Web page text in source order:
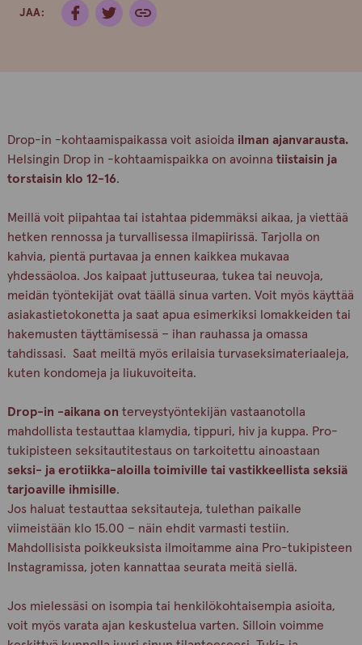
JAA:
Drop-in -kohtaamispaikassa voit asioida ilman ajanvarausta.
Helsingin Drop in -kohtaamispaikka on avoinna tiistaisin ja
torstaisin klo 12-16.
Meillä voit piipahtaa tai istahtaa pidemmäksi aikaa, ja viettää
hetken rennossa ja turvallisessa ilmapiirissä. Tarjolla on
kahvia, pientä purtavaa ja ennen kaikkea mukavaa
yhdessäoloa. Jos kaipaat juttuseuraa, tukea tai neuvoja,
meidän työntekijät ovat täällä sinua varten. Voit myös käyttää
asiakastietokonetta ja saat apua esimerkiksi lomakkeiden tai
hakemusten täyttämisessä – ihan rauhassa ja omassa
tahdissasi. Saat meiltä myös erilaisia turvaseksimateriaaleja,
kuten kondomeja ja liukuvoiteita.
Drop-in -aikana on terveystyöntekijän vastaanotolla
mahdollista testauttaa klamydia, tippuri, hiv ja kuppa. Pro-
tukipisteen seksitautitestaus on tarkoitettu ainoastaan
seksi- ja erotiikka-aloilla toimiville tai vastikkeellista seksiä
tarjoaville ihmisille.
Jos haluat testauttaa seksitauteja, tulethan paikalle
viimeistään klo 15.00 – näin ehdit varmasti testiin.
Mahdollisista poikkeuksista ilmoitamme aina Pro-tukipisteen
Instagramissa, joten kannattaa seurata meitä siellä.
Jos mielessäsi on isompia tai henkilökohtaisempia asioita,
voit myös varata ajan keskustelua varten. Silloin voimme